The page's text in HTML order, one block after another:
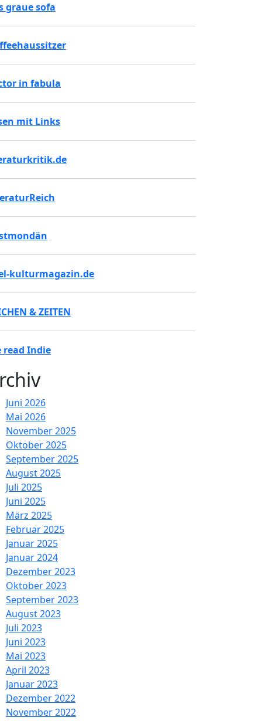
graue sofa
in fabula
mit Links
kulturmagazin.de
& ZEITEN
read Indie
Juni 2026
Mai 2026
November 2025
Oktober 2025
September 2025
August 2025
Juli 2025
Juni 2025
März 2025
Februar 2025
Januar 2025
Januar 2024
Dezember 2023
Oktober 2023
September 2023
August 2023
Juli 2023
Juni 2023
Mai 2023
April 2023
Januar 2023
Dezember 2022
November 2022